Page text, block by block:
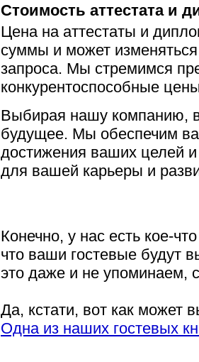
Стоимость аттестата и
Цена на аттестаты и
суммы и может изменяться
запроса. Мы стремимся
конкурентоспособные
Выбирая нашу компанию,
будущее. Мы обеспечим
достижения ваших целей
для вашей карьеры и
Конечно, у нас есть кое-
что ваши гостевые будут
это даже и не упоминаем,
Да, кстати, вот как может
Одна из наших гостевых